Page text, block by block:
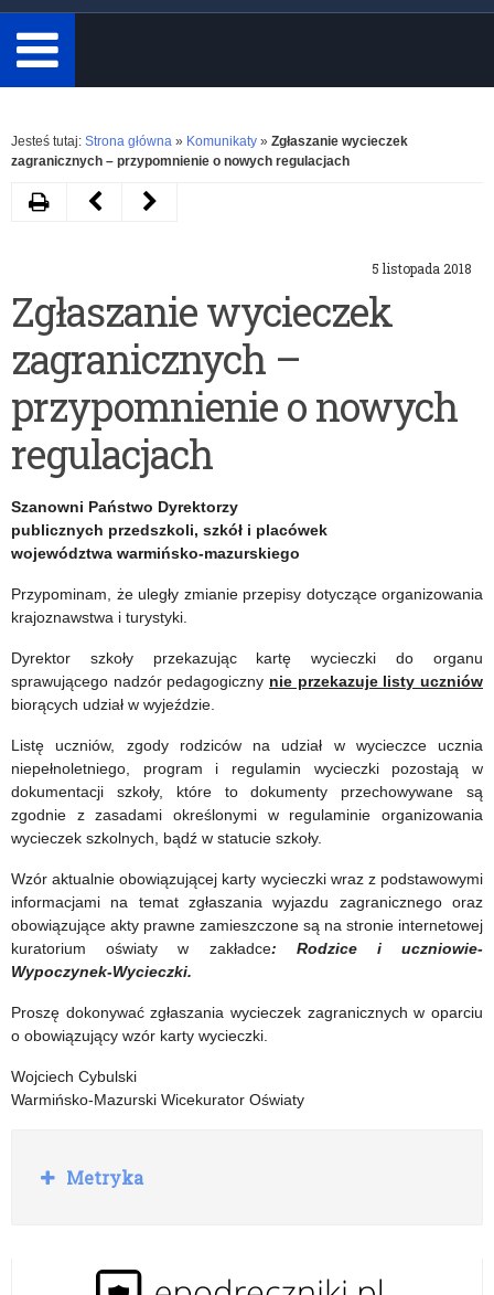
minimum
3
znaki.
Rozwiń
Jesteś tutaj: Strona główna » Komunikaty » Zgłaszanie wycieczek
zagranicznych – przypomnienie o nowych regulacjach
5 listopada 2018
Zgłaszanie wycieczek
zagranicznych –
przypomnienie o nowych
regulacjach
Szanowni Państwo Dyrektorzy
publicznych przedszkoli, szkół i placówek
województwa warmińsko-mazurskiego
Przypominam, że uległy zmianie przepisy dotyczące organizowania
krajoznawstwa i turystyki.
Dyrektor szkoły przekazując kartę wycieczki do organu
sprawującego nadzór pedagogiczny nie przekazuje listy uczniów
biorących udział w wyjeździe.
Listę uczniów, zgody rodziców na udział w wycieczce ucznia
niepełnoletniego, program i regulamin wycieczki pozostają w
dokumentacji szkoły, które to dokumenty przechowywane są
zgodnie z zasadami określonymi w regulaminie organizowania
wycieczek szkolnych, bądź w statucie szkoły.
Wzór aktualnie obowiązującej karty wycieczki wraz z podstawowymi
informacjami na temat zgłaszania wyjazdu zagranicznego oraz
obowiązujące akty prawne zamieszczone są na stronie internetowej
kuratorium oświaty w zakładce: Rodzice i uczniowie-
Wypoczynek-Wycieczki.
Proszę dokonywać zgłaszania wycieczek zagranicznych w oparciu
o obowiązujący wzór karty wycieczki.
Wojciech Cybulski
Warmińsko-Mazurski Wicekurator Oświaty
DrukujNastępny
rozporządzenia
w
bezpieczeństwa
i
higieny
w
i
niepublicznych
szkołach
placówkach
Poprzedni
uczestnictwa
w
„Programie
dla
szkół”
–
kształtowanie
nawyków
żywieniowych
R
o
Metryka